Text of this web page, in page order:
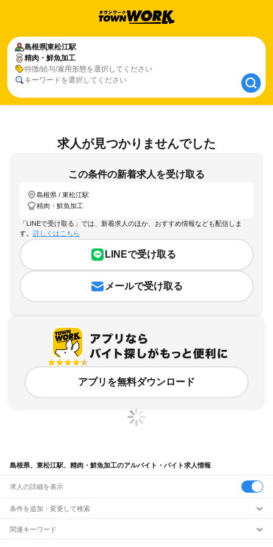
島根県東松江駅
精肉・鮮魚加工
特徴/給与/雇用形態を選択してください
キーワードを選択してください
島根県東松江駅
精肉・鮮魚加工
求人が見つかりませんでした
この条件の新着求人を受け取る
島根県 / 東松江駅
精肉・鮮魚加工
「LINEで受け取る」では、新着求人のほか、おすすめ情報なども配信しま
す。 詳しくはこちら
LINEで受け取る
メールで受け取る
アプリを無料ダウンロード
島根県、東松江駅、精肉・鮮魚加工のアルバイト・バイト求人情報
求人の詳細を表示
条件を追加・変更して検索
市区町村を追加・変更
関連キーワード